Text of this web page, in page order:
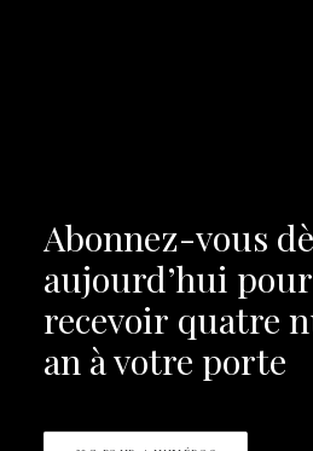
Abonnez-vous
aujourd’hui pour
recevoir quatre
an à votre porte